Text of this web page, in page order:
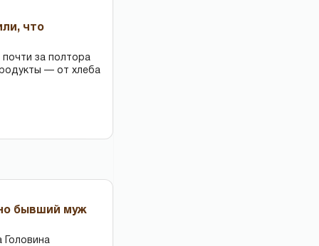
что
почти за полтора
— от хлеба
бывший муж